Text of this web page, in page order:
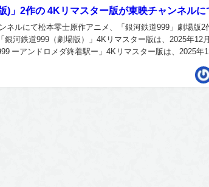
)」2作の 4Kリマスター版が東映チャンネルに
ネルにて松本零士原作アニメ、「銀河鉄道999」劇場版2
銀河鉄道999（劇場版）」4Kリマスター版は、2025年12
ーアンドロメダ終着駅ー」4Kリマスター版は、2025年